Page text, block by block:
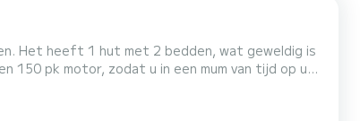
Het heeft 1 hut met 2 bedden, wat geweldig is
150 pk motor, zodat u in een mum van tijd op uw
douche op het dek met zoet water, eettafel,